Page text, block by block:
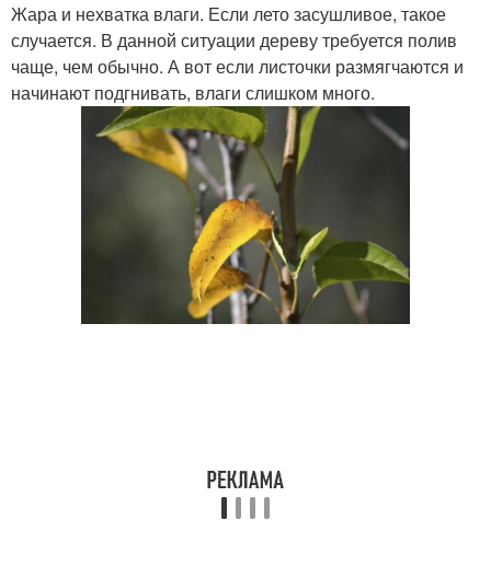
Жара и нехватка влаги. Если лето засушливое, такое
случается. В данной ситуации дереву требуется полив
чаще, чем обычно. А вот если листочки размягчаются и
начинают подгнивать, влаги слишком много.